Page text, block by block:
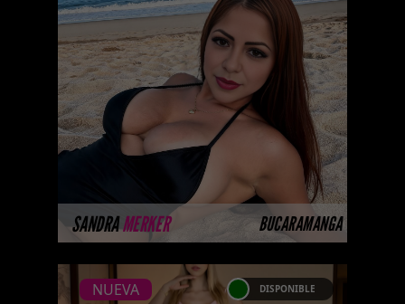
SANDRAMERKER BUCARAMANGA
...Próximamente.... Algunas de
nuestras modelos aún no tienen
imágenes disponibles en la web
porque están completando su
ses ...
MÁS INFORMACIÓN
NUEVA DISPONIBLE
NUEVA